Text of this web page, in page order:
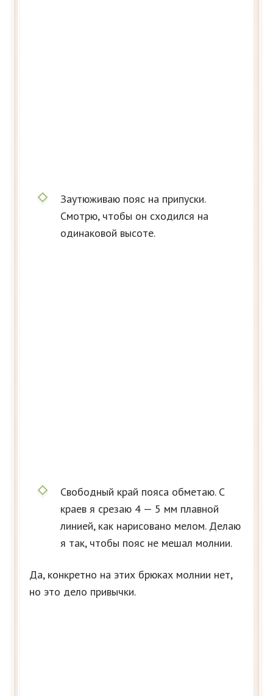
Заутюживаю пояс на припуски.
Смотрю, чтобы он сходился на
одинаковой высоте.
Свободный край пояса обметаю. С
краев я срезаю 4 — 5 мм плавной
линией, как нарисовано мелом. Делаю
я так, чтобы пояс не мешал молнии.
Да, конкретно на этих брюках молнии нет,
но это дело привычки.